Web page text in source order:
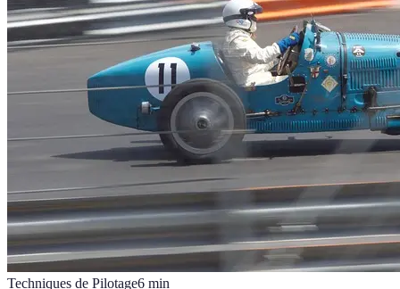
Techniques de Pilotage6 min